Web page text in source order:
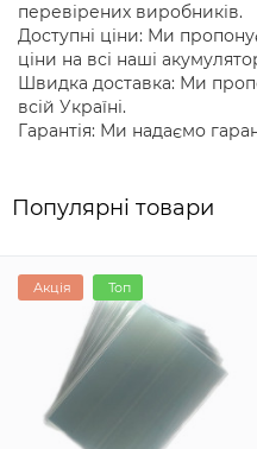
перевірених виробників.
Доступні ціни: Ми
ціни на всі наші
Швидка доставка: Ми
всій Україні.
Гарантія: Ми надаємо
Популярні товари
Акція Топ